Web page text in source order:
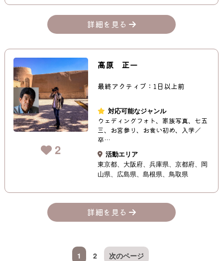
詳細を見る
2
高原 正一
最終アクティブ：1日以上前
対応可能なジャンル
ウェディングフォト、家族写真、七五
三、お宮参り、お食い初め、入学／
卒…
活動エリア
東京都
大阪府 兵庫県 京都府
岡
山県
広島県 島根県 鳥取県
詳細を見る
1 2 次のページ